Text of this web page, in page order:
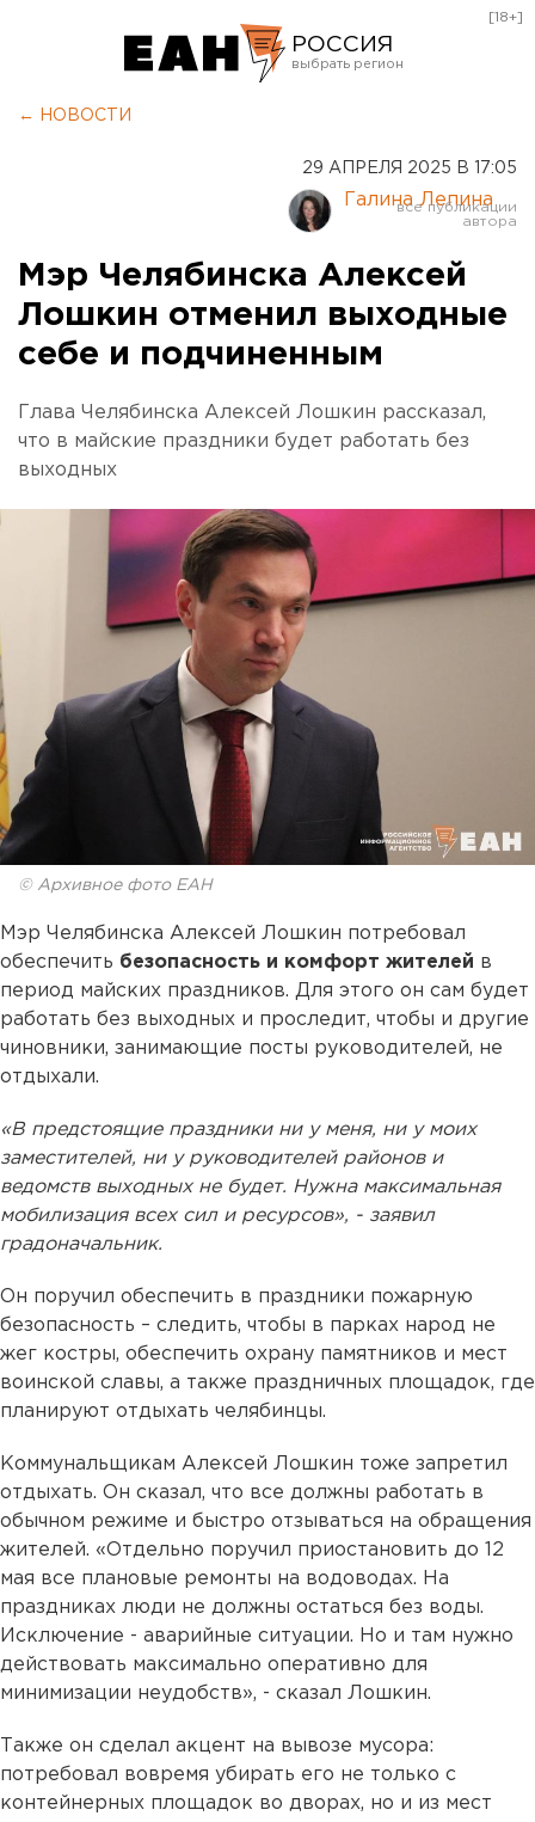
РОССИЯ
Курган
Оренбург
[18+]
← НОВОСТИ
29 АПРЕЛЯ 2025 В 17:05
Галина Лепина
Мэр Челябинска Алексей
Лошкин отменил выходные
себе и подчиненным
Глава Челябинска Алексей Лошкин рассказал,
что в майские праздники будет работать без
выходных
© Архивное фото ЕАН
Мэр Челябинска Алексей Лошкин потребовал
обеспечить безопасность и комфорт жителей в
период майских праздников. Для этого он сам будет
работать без выходных и проследит, чтобы и другие
чиновники, занимающие посты руководителей, не
отдыхали.
«В предстоящие праздники ни у меня, ни у моих
заместителей, ни у руководителей районов и
ведомств выходных не будет. Нужна максимальная
мобилизация всех сил и ресурсов», - заявил
градоначальник.
Он поручил обеспечить в праздники пожарную
безопасность – следить, чтобы в парках народ не
жег костры, обеспечить охрану памятников и мест
воинской славы, а также праздничных площадок, где
планируют отдыхать челябинцы.
Коммунальщикам Алексей Лошкин тоже запретил
отдыхать. Он сказал, что все должны работать в
обычном режиме и быстро отзываться на обращения
жителей. «Отдельно поручил приостановить до 12
мая все плановые ремонты на водоводах. На
праздниках люди не должны остаться без воды.
Исключение - аварийные ситуации. Но и там нужно
действовать максимально оперативно для
минимизации неудобств», - сказал Лошкин.
Также он сделал акцент на вывозе мусора:
потребовал вовремя убирать его не только с
контейнерных площадок во дворах, но и из мест